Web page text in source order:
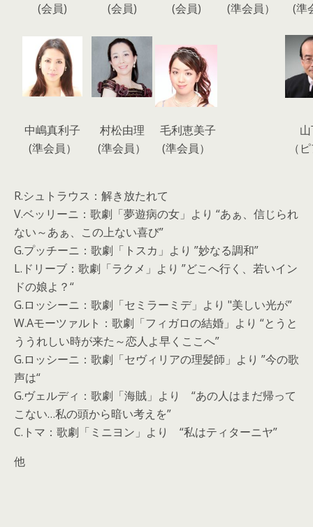
(会員)
(会員)
(会員)
(準会員）
(準
中嶋真利子
(準会員）
村松由理
(準会員）
毛利恵美子
(準会員）
（
R.シュトラウス：解き放たれて
V.ベッリーニ：歌劇「夢遊病の女」より “あぁ、信じられ
ない～あぁ、この上ない喜び”
G.プッチーニ：歌劇「トスカ」より ”妙なる調和”
L.ドリーブ：歌劇「ラクメ」より ”どこへ行く、若いイン
ドの娘よ？“
G.ロッシーニ：歌劇「セミラーミデ」より "美しい光が”
W.Aモーツァルト：歌劇「フィガロの結婚」より “とうと
ううれしい時が来た～恋人よ早くここへ”
G.ロッシーニ：歌劇「セヴィリアの理髪師」より ”今の歌
声は“
G.ヴェルディ：歌劇「海賊」より “あの人はまだ帰って
こない…私の頭から暗い考えを”
C.トマ：歌劇「ミニヨン」より “私はティターニヤ”
他